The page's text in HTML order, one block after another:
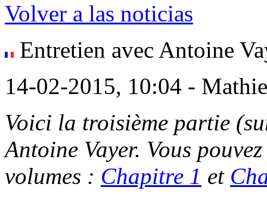
Volver a las noticias
Entretien avec Antoine
14-02-2015, 10:04 -
Voici la troisième partie
Antoine Vayer. Vous
volumes : Chapitre 1 et